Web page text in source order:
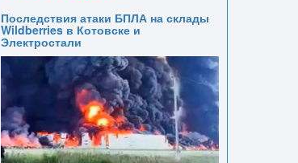
Последствия атаки БПЛА на склады
Wildberries в Котовске и
Электростали